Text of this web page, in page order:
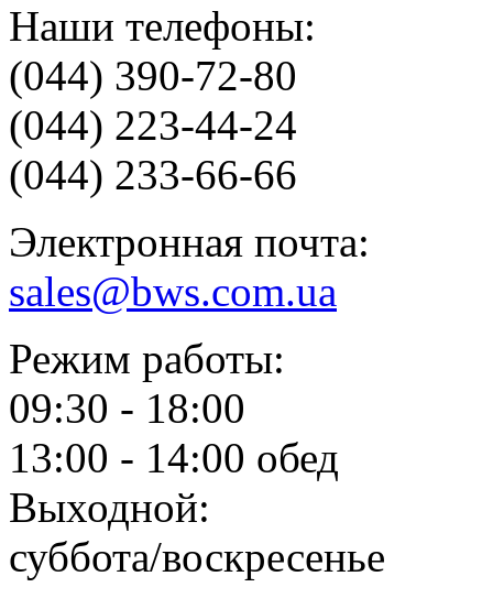
Наши телефоны:
(044) 390-72-80
(044) 223-44-24
(044) 233-66-66
Электронная почта:
sales@bws.com.ua
Режим работы:
09:30 - 18:00
13:00 - 14:00 обед
Выходной:
суббота/воскресенье